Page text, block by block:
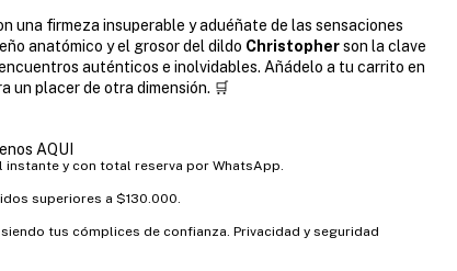
una firmeza insuperable y aduéñate de las sensaciones
anatómico y el grosor del dildo Christopherson la clave
auténticos e inolvidables. Añádelo a tu carrito en
un placer de otra dimensión. 🛒
AQUI
instante y con total reserva por WhatsApp.
superiores a $130.000.
tus cómplices de confianza. Privacidad y seguridad